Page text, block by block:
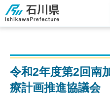
石川県
令和2年度第2回南
療計画推進協議会